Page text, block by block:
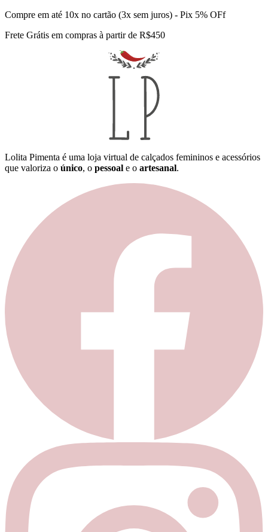
Compre em até 10x no cartão (3x sem juros) - Pix 5% OFf
Frete Grátis em compras à partir de R$450
Lolita Pimenta é uma loja virtual de calçados femininos e acessórios
que valoriza o único, o pessoal e o artesanal.